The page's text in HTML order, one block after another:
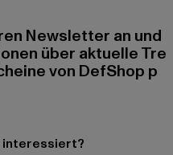
Newsletter an und
über aktuelle Tre
von DefShop p
interessiert?